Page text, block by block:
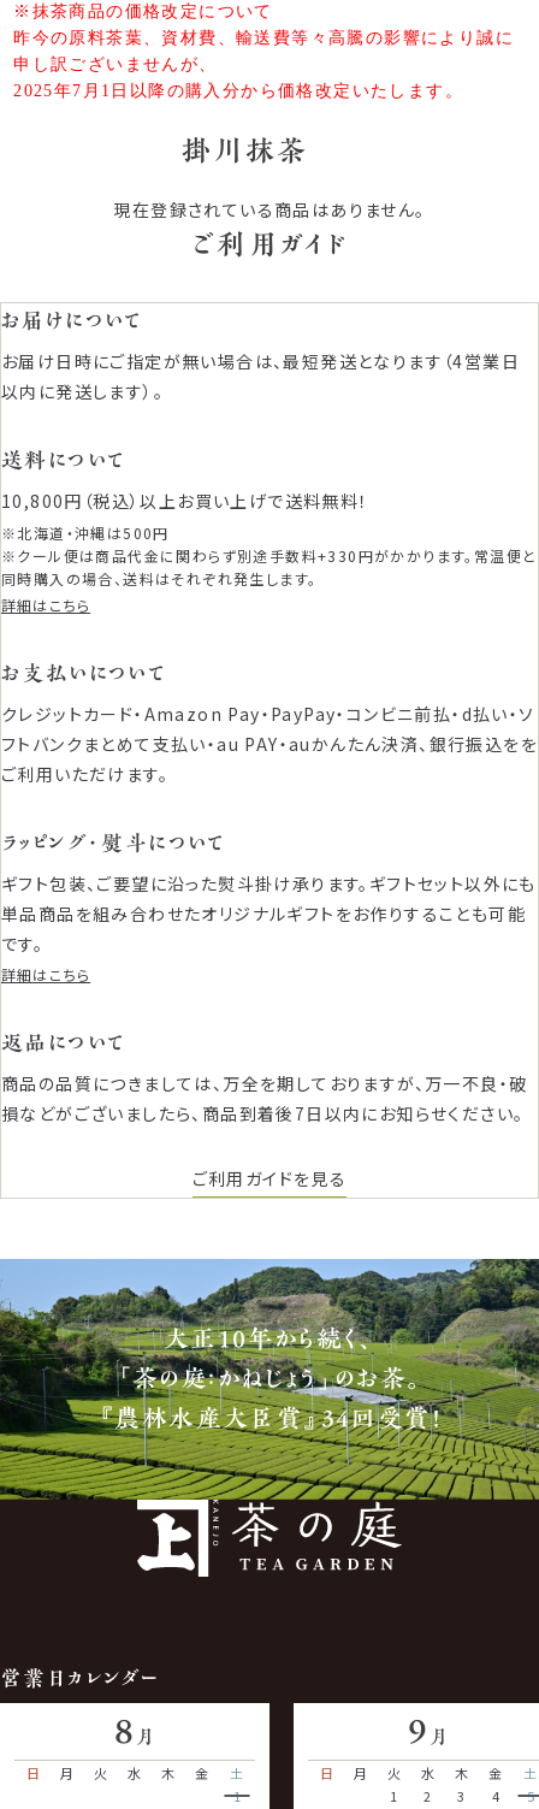
※抹茶商品の価格改定について
昨今の原料茶葉、資材費、輸送費等々高騰の影響により誠に
申し訳ございませんが、
2025年7月1日以降の購入分から価格改定いたします。
掛川抹茶
現在登録されている商品はありません。
ご利用ガイド
お届けについて
お届け日時にご指定が無い場合は、最短発送となります（4営業日
以内に発送します）。
送料について
10,800円（税込）以上お買い上げで送料無料！
※北海道・沖縄は500円
※クール便は商品代金に関わらず別途手数料+330円がかかります。常温便と
同時購入の場合、送料はそれぞれ発生します。
詳細はこちら
お支払いについて
クレジットカード・Amazon Pay・PayPay・コンビニ前払・d払い・ソ
フトバンクまとめて支払い・au PAY・auかんたん決済、銀行振込をを
ご利用いただけます。
ラッピング・熨斗について
ギフト包装、ご要望に沿った熨斗掛け承ります。ギフトセット以外にも
単品商品を組み合わせたオリジナルギフトをお作りすることも可能
です。
詳細はこちら
返品について
商品の品質につきましては、万全を期しておりますが、万一不良・破
損などがございましたら、商品到着後7日以内にお知らせください。
ご利用ガイドを見る
大正10年から続く、
「茶の庭：かねじょう」のお茶。
『農林水産大臣賞』34回受賞！
営業日カレンダー
8 月
日
月 火 水 木 金
土
1
9 月
日
月 火 水 木 金
土
1
2 3 4
5